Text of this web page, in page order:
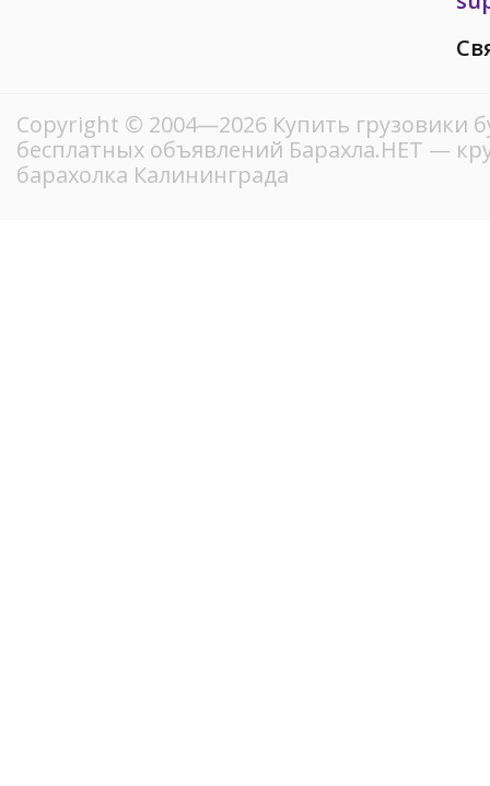
Copyright © 2004—2026 Купить грузовики
бесплатных объявлений Барахла.НЕТ —
барахолка Калининграда